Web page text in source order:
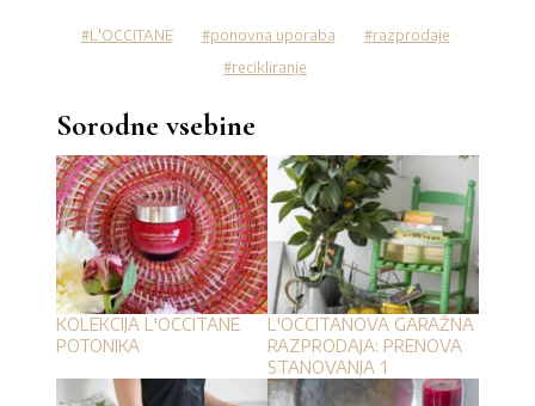
L'OCCITANE ponovna uporaba
razprodaje
recikliranje
Sorodne vsebine
KOLEKCIJA L'OCCITANE
POTONIKA
L'OCCITANOVA GARAŽNA
RAZPRODAJA: PRENOVA
STANOVANJA 1